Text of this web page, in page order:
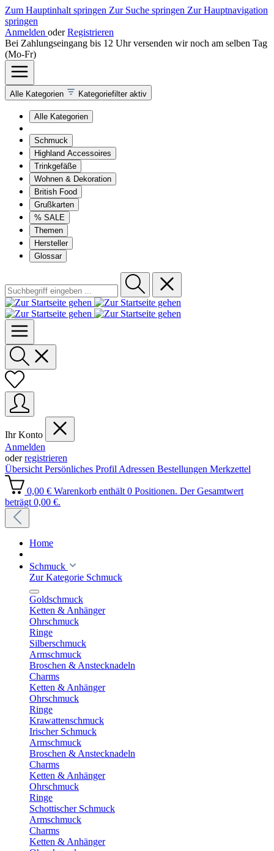
Zum Hauptinhalt springen Zur Suche springen Zur Hauptnavigation
springen
Anmelden oder Registrieren
Bei Zahlungseingang bis 12 Uhr versenden wir noch am selben Tag
(Mo-Fr)
Alle Kategorien Kategoriefilter aktiv
Alle Kategorien
Schmuck
Highland Accessoires
Trinkgefäße
Wohnen & Dekoration
British Food
Grußkarten
% SALE
Themen
Hersteller
Glossar
Ihr Konto
Anmelden
oderregistrieren
Übersicht Persönliches Profil Adressen Bestellungen Merkzettel
0,00 € Warenkorb enthält 0 Positionen. Der Gesamtwert
beträgt 0,00 €.
Home
Schmuck
Zur Kategorie Schmuck
Goldschmuck
Ketten & Anhänger
Ohrschmuck
Ringe
Silberschmuck
Armschmuck
Broschen & Anstecknadeln
Charms
Ketten & Anhänger
Ohrschmuck
Ringe
Krawattenschmuck
Irischer Schmuck
Armschmuck
Broschen & Anstecknadeln
Charms
Ketten & Anhänger
Ohrschmuck
Ringe
Schottischer Schmuck
Armschmuck
Charms
Ketten & Anhänger